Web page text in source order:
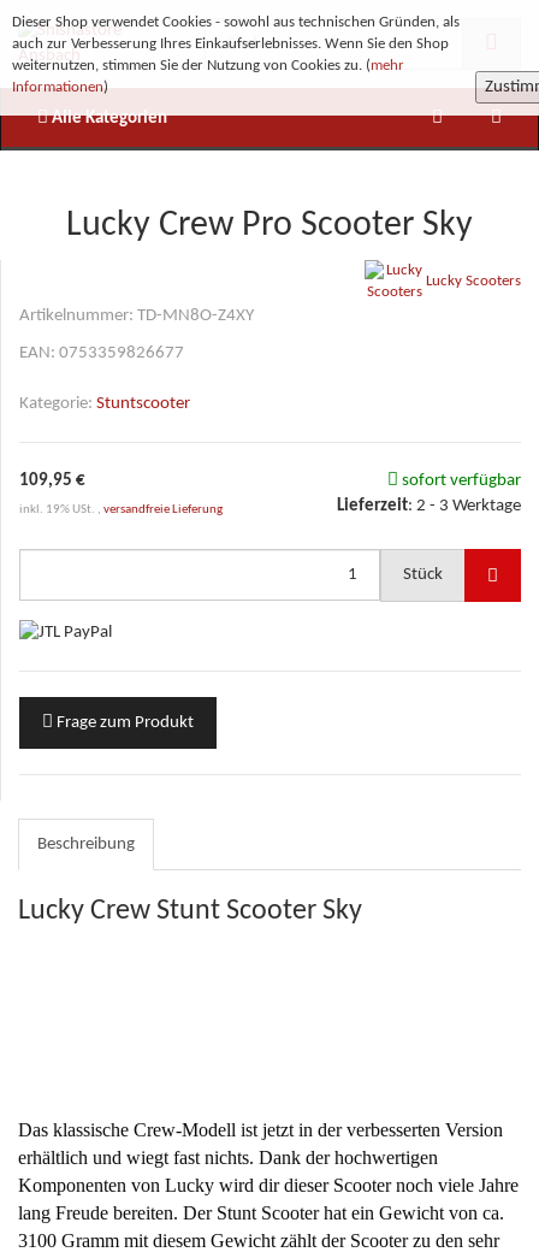
Alle Kategorien
Lucky Crew Pro Scooter Sky
Lucky Scooters
Artikelnummer: TD-MN8O-Z4XY
EAN: 0753359826677
Kategorie: Stuntscooter
109,95 €
inkl. 19% USt. , versandfreie Lieferung
sofort verfügbar
Lieferzeit: 2 - 3 Werktage
Stück
Frage zum Produkt
Beschreibung
Lucky Crew Stunt Scooter Sky
Das klassische Crew-Modell ist jetzt in der verbesserten Version
erhältlich und wiegt fast nichts. Dank der hochwertigen
Komponenten von Lucky wird dir dieser Scooter noch viele Jahre
lang Freude bereiten. Der Stunt Scooter hat ein Gewicht von ca.
3100 Gramm mit diesem Gewicht zählt der Scooter zu den sehr
Dieser Shop verwendet Cookies - sowohl aus technischen Gründen, als
auch zur Verbesserung Ihres Einkaufserlebnisses. Wenn Sie den Shop
weiternutzen, stimmen Sie der Nutzung von Cookies zu. (mehr
Informationen)